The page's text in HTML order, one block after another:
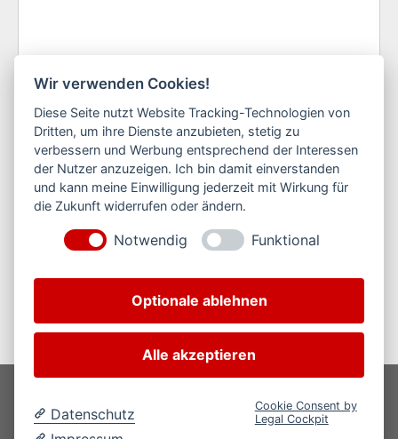
Ich habe die Datenschutzerklärung zur Kenntnis
genommen. Ich stimme zu, dass meine Angaben
und Daten zur Beantwortung meiner Anfrage
Wir verwenden Cookies!
Diese Seite nutzt Website Tracking-Technologien von
Dritten, um ihre Dienste anzubieten, stetig zu
verbessern und Werbung entsprechend der Interessen
der Nutzer anzuzeigen. Ich bin damit einverstanden
und kann meine Einwilligung jederzeit mit Wirkung für
die Zukunft widerrufen oder ändern.
Notwendig Funktional
Optionale ablehnen
Alle akzeptieren
Datenschutz
Cookie Consent by
Legal Cockpit